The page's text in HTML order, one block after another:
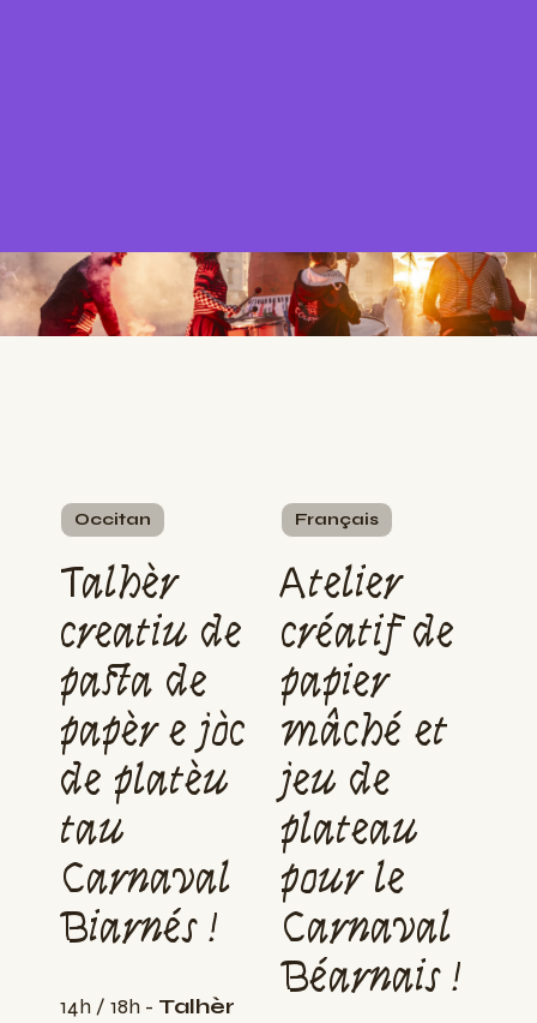
Occitan
Talhèr
creatiu de
pasta de
papèr e jòc
de platèu
tau
Carnaval
Biarnés !
14h / 18h - Talhèr
Français
Atelier
créatif de
papier
mâché et
jeu de
plateau
pour le
Carnaval
Béarnais !